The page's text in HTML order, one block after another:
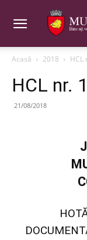
Acasă 2018 HCL
HCL nr.
21/08/2018